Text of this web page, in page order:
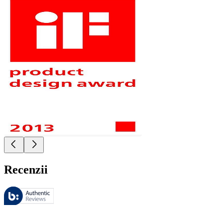
Recenzii
Aceste recenzii sunt gestionate de Bazaarvoice şi respectă Politica